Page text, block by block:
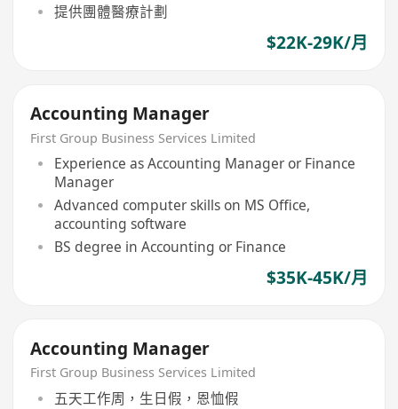
提供團體醫療計劃
$22K-29K/月
Accounting Manager
First Group Business Services Limited
Experience as Accounting Manager or Finance
Manager
Advanced computer skills on MS Office,
accounting software
BS degree in Accounting or Finance
$35K-45K/月
Accounting Manager
First Group Business Services Limited
五天工作周，生日假，恩恤假